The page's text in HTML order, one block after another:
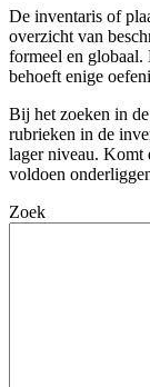
De inventaris of
overzicht van
formeel en globaal.
behoeft enige
Bij het zoeken in
rubrieken in de
lager niveau. Komt
voldoen
Zoek